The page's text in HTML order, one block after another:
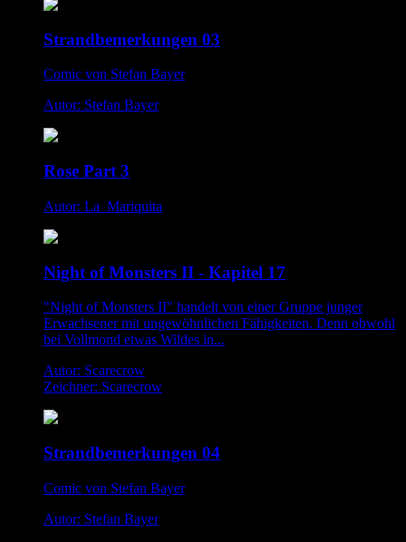
Strandbemerkungen 03
Comic von Stefan Bayer
Autor: Stefan Bayer
Rose Part 3
Autor: La_Mariquita
Night of Monsters II - Kapitel 17
"Night of Monsters II" handelt von einer Gruppe junger
Erwachsener mit ungewöhnlichen Fähigkeiten. Denn obwohl
bei Vollmond etwas Wildes in...
Autor: Scarecrow
Zeichner: Scarecrow
Strandbemerkungen 04
Comic von Stefan Bayer
Autor: Stefan Bayer